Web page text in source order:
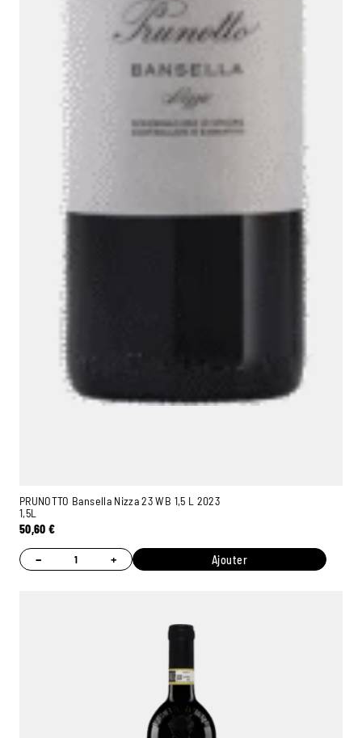
PRUNOTTO Bansella Nizza 23 WB 1,5 L 2023
1,5L
50,60€
− + Ajouter